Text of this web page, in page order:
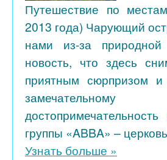
Путешествие по
2013 года) Чарующий
нами из-за
новость, что здесь
приятным сюрпризом
группы «ABBA» –
Узнать больше »